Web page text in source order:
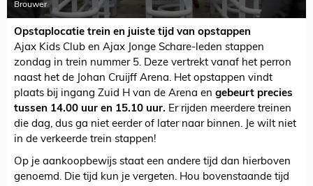
Brouwer
Opstaplocatie trein en juiste tijd van opstappen
Ajax Kids Club en Ajax Jonge Schare-leden stappen
zondag in trein nummer 5. Deze vertrekt vanaf het perron
naast het de Johan Cruijff Arena. Het opstappen vindt
plaats bij ingang Zuid H van de Arena en gebeurt precies
tussen 14.00 uur en 15.10 uur. Er rijden meerdere treinen
die dag, dus ga niet eerder of later naar binnen. Je wilt niet
in de verkeerde trein stappen!
Op je aankoopbewijs staat een andere tijd dan hierboven
genoemd. Die tijd kun je vergeten. Hou bovenstaande tijd